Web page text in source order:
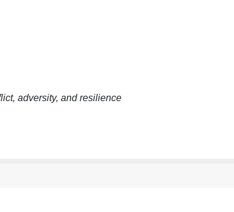
adversity, and resilience